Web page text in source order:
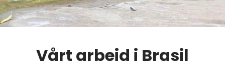
Vårt arbeid i Brasil